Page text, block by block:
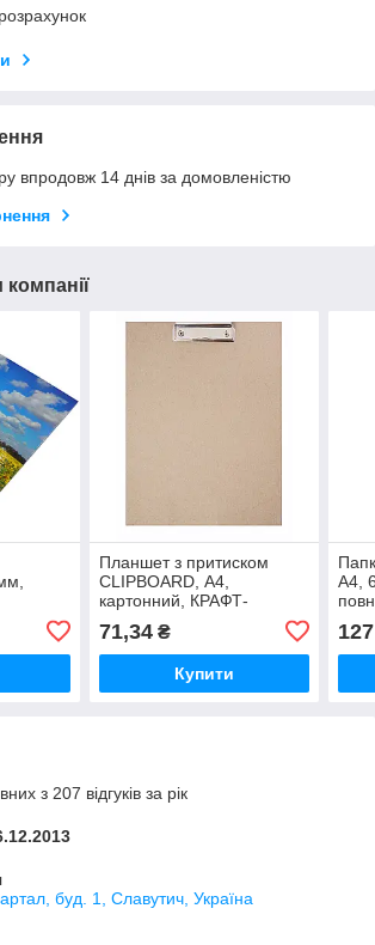
впродовж 14 днів за домовленістю
компанії
Планшет з притиском
CLIPBOARD, А4,
картонний, КРАФТ-
71,34₴
Купити
А4,
з 207 відгуків за рік
буд. 1, Славутич, Україна